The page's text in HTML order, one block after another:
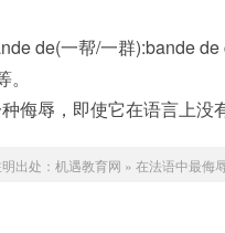
de(一帮/一群):bande
侮辱，即使它在语言上没
出处： 机遇教育网 » 在法语中最侮